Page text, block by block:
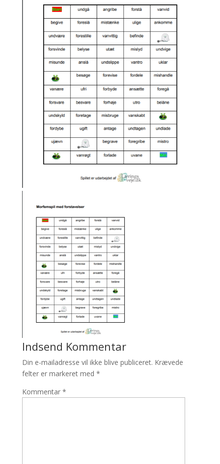
Indsend Kommentar
Din e-mailadresse vil ikke blive publiceret. Krævede
felter er markeret med *
Kommentar *